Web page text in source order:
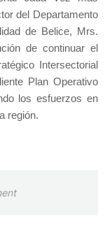
del Departamento
de Belice, Mrs.
de continuar el
Intersectorial
Plan Operativo
los esfuerzos en
región.